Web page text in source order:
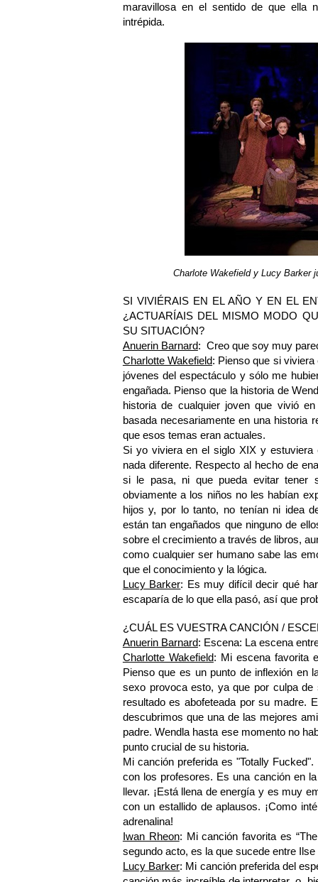
maravillosa en el sentido de que ella
intrépida.
Charlote Wakefield y Lucy Barker
SI VIVIÉRAIS EN EL AÑO Y EN EL
¿ACTUARÍAIS DEL MISMO MODO
SU SITUACIÓN?
Anuerin Barnard: Creo que soy muy
Charlotte Wakefield: Pienso que si
jóvenes del espectáculo y sólo me
engañada. Pienso que la historia de
historia de cualquier joven que vivió
basada necesariamente en una historia
que esos temas eran actuales.
Si yo viviera en el siglo XIX y estuviera
nada diferente. Respecto al hecho de
si le pasa, ni que pueda evitar tener
obviamente a los niños no les habían
hijos y, por lo tanto, no tenían ni idea
están tan engañados que ninguno de
sobre el crecimiento a través de libros,
como cualquier ser humano sabe las
que el conocimiento y la lógica.
Lucy Barker: Es muy difícil decir qué
escaparía de lo que ella pasó, así que
¿CUÁL ES VUESTRA CANCIÓN /
Anuerin Barnard: Escena: La escena
Charlotte Wakefield: Mi escena favorita
Pienso que es un punto de inflexión en
sexo provoca esto, ya que por culpa
resultado es abofeteada por su madre.
descubrimos que una de las mejores
padre. Wendla hasta ese momento no
punto crucial de su historia.
Mi canción preferida es "Totally
con los profesores. Es una canción en
llevar. ¡Está llena de energía y es muy
con un estallido de aplausos. ¡Como
adrenalina!
Iwan Rheon: Mi canción favorita es
segundo acto, es la que sucede entre
Lucy Barker: Mi canción preferida del